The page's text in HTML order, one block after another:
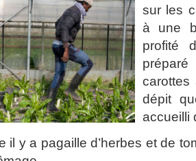
sur les
à une
profité
carottes
dépit
accueilli
il y a pagaille d’herbes et de